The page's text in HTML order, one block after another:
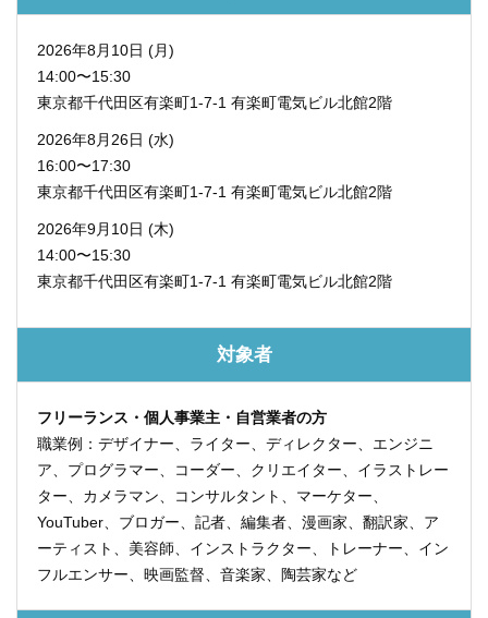
2026年8月10日 (月)
14:00〜15:30
東京都千代田区有楽町1-7-1 有楽町電気ビル北館2階
2026年8月26日 (水)
16:00〜17:30
東京都千代田区有楽町1-7-1 有楽町電気ビル北館2階
2026年9月10日 (木)
14:00〜15:30
東京都千代田区有楽町1-7-1 有楽町電気ビル北館2階
対象者
フリーランス・個人事業主・自営業者の方
職業例：デザイナー、ライター、ディレクター、エンジニ
ア、プログラマー、コーダー、クリエイター、イラストレー
ター、カメラマン、コンサルタント、マーケター、
YouTuber、ブロガー、記者、編集者、漫画家、翻訳家、ア
ーティスト、美容師、インストラクター、トレーナー、イン
フルエンサー、映画監督、音楽家、陶芸家など